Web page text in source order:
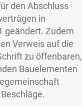
den Abschluss
in
geändert. Zudem
Verweis auf die
zu öffenbaren,
Bauelementen